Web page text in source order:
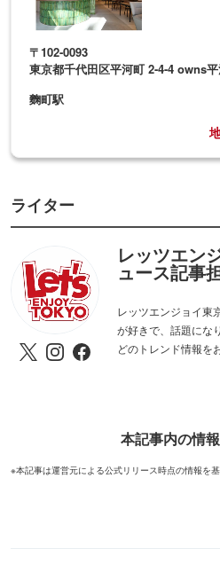
〒102-0093
東京都千代田区平河町 2-4-4 owns
麴町駅
ライター
レッツエン
ュース記事
レッツエンジョイ東
が好きで、話題にな
どのトレンド情報を
本記事内の情
※本記事は運営元による公式リリース時点の情報を基